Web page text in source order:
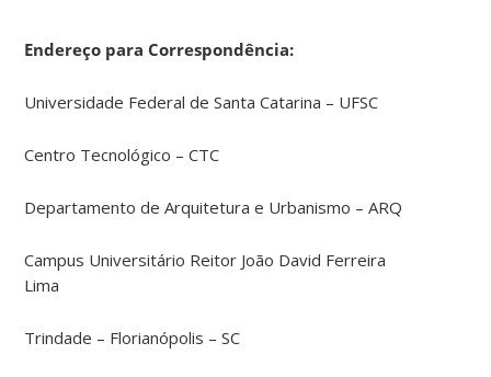
Endereço para Correspondência:
Universidade Federal de Santa Catarina – UFSC
Centro Tecnológico – CTC
Departamento de Arquitetura e Urbanismo – ARQ
Campus Universitário Reitor João David Ferreira
Lima
Trindade – Florianópolis – SC